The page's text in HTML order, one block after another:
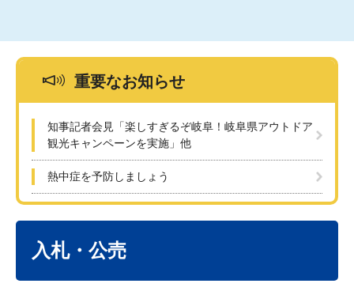
重要なお知らせ
知事記者会見「楽しすぎるぞ岐阜！岐阜県アウトドア
観光キャンペーンを実施」他
熱中症を予防しましょう
入札・公売